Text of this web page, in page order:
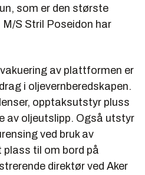
som er den største
S Stril Poseidon har
av plattformen er
i oljevernberedskapen.
opptaksutstyr pluss
av oljeutslipp. Også utstyr
ved bruk av
plass til om bord på
direktør ved Aker